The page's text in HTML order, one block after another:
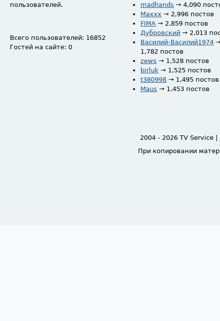
пользователей.
Всего пользователей: 16852
Гостей на сайте: 0
madhands → 4,090
Maxxx → 2,996 постов
FIMA → 2,859 постов
Дубровский → 2,013
Василий-Василий1974
1,782 постов
zews → 1,528 постов
birluk → 1,525 постов
t380998 → 1,495 постов
Maus → 1,453 постов
2004 - 2026 TV Service |
При копировании